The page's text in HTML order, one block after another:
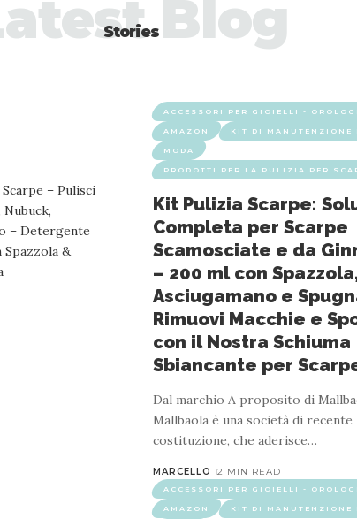
Stories Blog
ACCESSORI PER GIOIELLI -
AMAZON KIT DI MANUTENZIONE
MODA
PRODOTTI PER LA PULIZIA PER
Kit Pulizia Scarpe:
Completa per Scarpe
Scamosciate e da
– 200 ml con Spazzola,
Asciugamano e
Rimuovi Macchie e
con il Nostra Schiuma
Sbiancante per
Dal marchio A proposito di
Mallbaola è una società di recente
costituzione, che aderisce…
MARCELLO 2 MIN READ
ACCESSORI PER GIOIELLI -
AMAZON KIT DI MANUTENZIONE